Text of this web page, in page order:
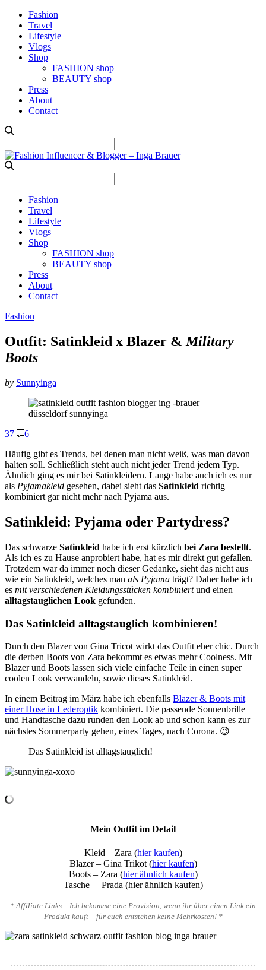
Fashion
Travel
Lifestyle
Vlogs
Shop
FASHION shop
BEAUTY shop
Press
About
Contact
for:
for:
Fashion
Travel
Lifestyle
Vlogs
Shop
FASHION shop
BEAUTY shop
Press
About
Contact
Fashion
Outfit: Satinkleid x Blazer &Military
Boots
by Sunnyinga
37
6
Häufig gibt es Trends, bei denen man nicht weiß, was man davon
halten soll. Schließlich steht auch nicht jeder Trend jedem Typ.
Ähnlich ging es mir bei Satinkleidern. Lange habe auch ich es nur
als Pyjamakleid gesehen, dabei sieht das Satinkleid richtig
kombiniert gar nicht mehr nach Pyjama aus.
Satinkleid: Pyjama oder Partydress?
Das schwarze Satinkleid habe ich erst kürzlich bei Zara bestellt.
Als ich es zu Hause anprobiert habe, hat es mir direkt gut gefallen.
Trotzdem war da immer noch dieser Gedanke, sieht das nicht aus
wie ein Satinkleid, welches man als Pyjama trägt? Daher habe ich
es mit verschiedenen Kleidungsstücken kombiniertund einen
alltagstauglichen Look gefunden.
Das Satinkleid alltagstauglich kombinieren!
Durch den Blazer von Gina Tricot wirkt das Outfit eher chic. Durch
die derben Boots von Zara bekommt es etwas mehr Coolness. Mit
Blazer und Boots lassen sich viele einfache Teile in einen super
coolen Look verwandeln, sowie dieses Satinkleid.
In einem Beitrag im März habe ich ebenfalls Blazer & Boots mit
einer Hose in Lederoptik kombiniert. Die passende Sonnenbrille
und Handtasche dazu runden den Look ab und schon kann es zur
nächstes Sommerparty gehen, eines Tages, nach Corona. 😉
Das Satinkleid ist alltagstauglich!
Mein Outfit im Detail
Kleid – Zara (hier kaufen)
Blazer – Gina Trikot (hier kaufen)
Boots – Zara (hier ähnlich kaufen)
Tasche – Prada (hier ähnlich kaufen)
* Affiliate Links – Ich bekomme eine Provision, wenn ihr über einen Link ein
Produkt kauft – für euch entstehen keine Mehrkosten! *